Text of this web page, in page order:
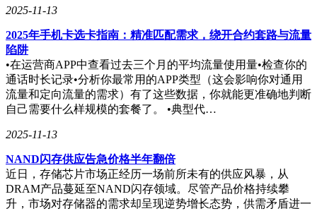
网络安全等级保护基本要求》（GB/T 22239）明确要求技术
易和美的等大企业曾与多个设备厂家合作，但最终通过率和售
后服务才是他们复购的关键。因此，在选择时，应考虑厂家是
否有本地化服务团队，以确保方案落地和紧急响应。对于刚需
业务场景，建议优先考虑有经验和服务背书的厂家，即使排名
不是最高，通过测评才是硬道理。
关键在于梳理业务需求、查清流程卡点、咨询测评机构，并选
择适合自身环境的产品和服务。只有这些方面都做到位，等保
才能真正为企业的网络安全加一道锁。
2025-11-13
2025年手机卡选卡指南：精准匹配需求，绕开合约套路与流量
陷阱
•在运营商APP中查看过去三个月的平均流量使用量•检查你的
通话时长记录•分析你最常用的APP类型（这会影响你对通用
流量和定向流量的需求）有了这些数据，你就能更准确地判断
自己需要什么样规模的套餐了。 •典型代…
2025-11-13
NAND闪存供应告急价格半年翻倍
近日，存储芯片市场正经历一场前所未有的供应风暴，从
DRAM产品蔓延至NAND闪存领域。尽管产品价格持续攀
升，市场对存储器的需求却呈现逆势增长态势，供需矛盾进一